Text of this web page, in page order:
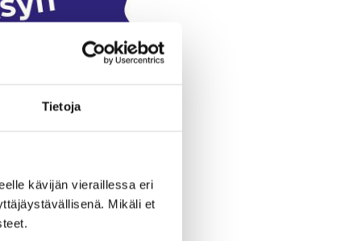
Tietoja
kävijän vieraillessa eri
Mikäli et